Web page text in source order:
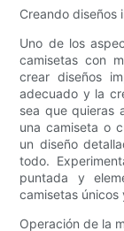
Creando diseños
Uno de los
camisetas con
crear diseños
adecuado y la
sea que quieras
una camiseta o
un diseño
todo.
puntada y
camisetas únicos
Operación de la